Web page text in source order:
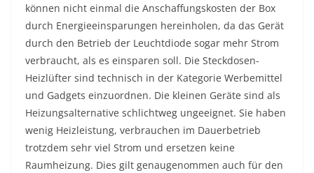
können nicht einmal die Anschaffungskosten der Box
durch Energieeinsparungen hereinholen, da das Gerät
durch den Betrieb der Leuchtdiode sogar mehr Strom
verbraucht, als es einsparen soll. Die Steckdosen-
Heizlüfter sind technisch in der Kategorie Werbemittel
und Gadgets einzuordnen. Die kleinen Geräte sind als
Heizungsalternative schlichtweg ungeeignet. Sie haben
wenig Heizleistung, verbrauchen im Dauerbetrieb
trotzdem sehr viel Strom und ersetzen keine
Raumheizung. Dies gilt genaugenommen auch für den